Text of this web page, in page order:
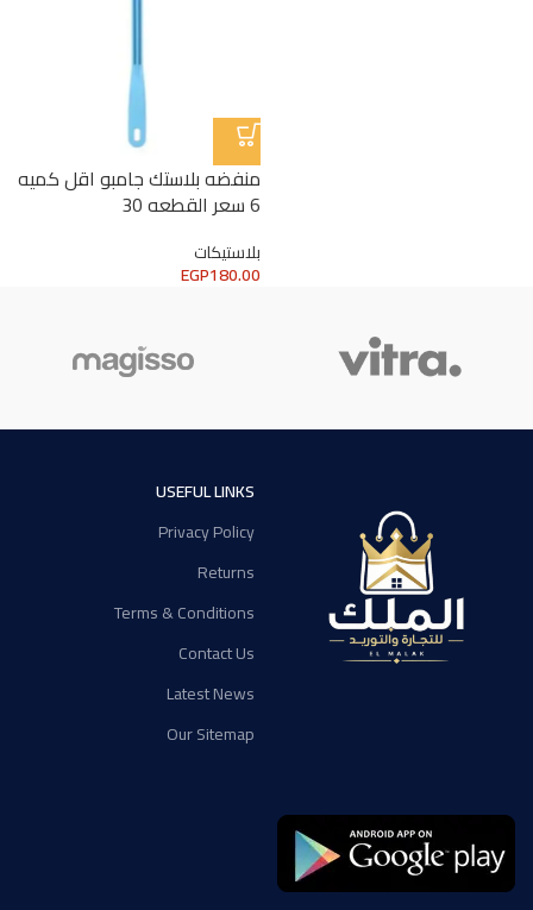
منفضه بلاستك جامبو اقل كميه
6 سعر القطعه 30
بلاستيكات
EGP180.00
USEFUL LINKS
Privacy Policy
Returns
Terms & Conditions
Contact Us
Latest News
Our Sitemap